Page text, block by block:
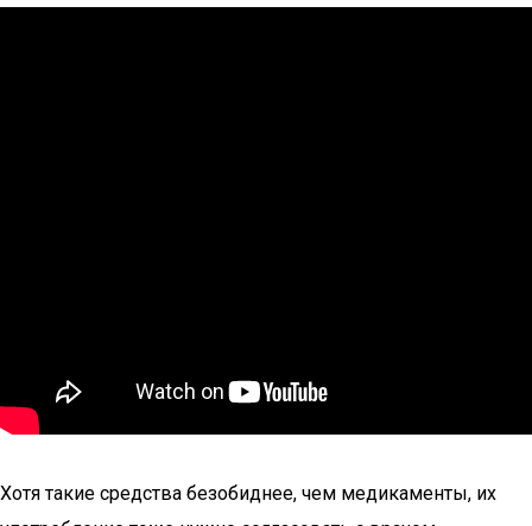
Хотя такие средства безобиднее, чем медикаменты, их